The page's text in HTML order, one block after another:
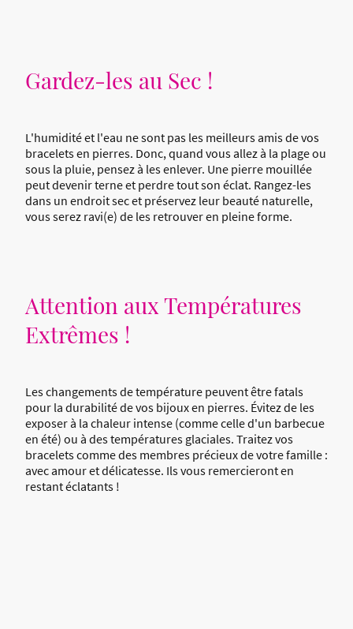
Gardez-les au Sec !
L'humidité et l'eau ne sont pas les meilleurs amis de vos
bracelets en pierres. Donc, quand vous allez à la plage ou
sous la pluie, pensez à les enlever. Une pierre mouillée
peut devenir terne et perdre tout son éclat. Rangez-les
dans un endroit sec et préservez leur beauté naturelle,
vous serez ravi(e) de les retrouver en pleine forme.
Attention aux Températures
Extrêmes !
Les changements de température peuvent être fatals
pour la durabilité de vos bijoux en pierres. Évitez de les
exposer à la chaleur intense (comme celle d'un barbecue
en été) ou à des températures glaciales. Traitez vos
bracelets comme des membres précieux de votre famille :
avec amour et délicatesse. Ils vous remercieront en
restant éclatants !